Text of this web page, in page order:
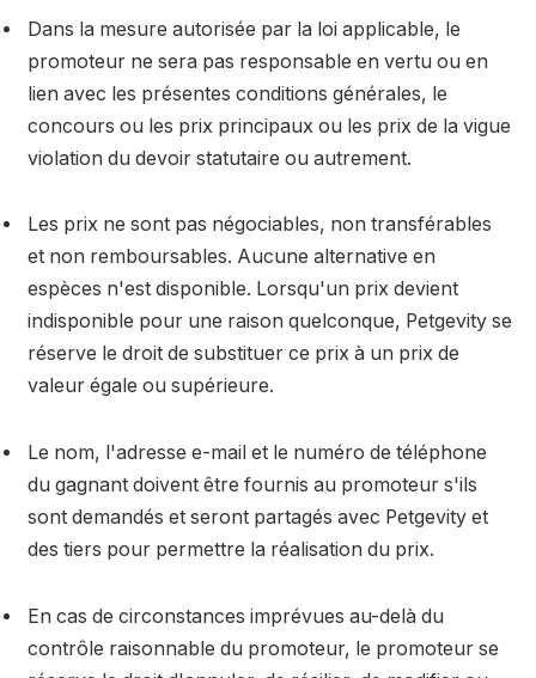
Dans la mesure autorisée par la loi applicable, le
promoteur ne sera pas responsable en vertu ou en
lien avec les présentes conditions générales, le
concours ou les prix principaux ou les prix de la vigue
violation du devoir statutaire ou autrement.
Les prix ne sont pas négociables, non transférables
et non remboursables. Aucune alternative en
espèces n'est disponible. Lorsqu'un prix devient
indisponible pour une raison quelconque, Petgevity se
réserve le droit de substituer ce prix à un prix de
valeur égale ou supérieure.
Le nom, l'adresse e-mail et le numéro de téléphone
du gagnant doivent être fournis au promoteur s'ils
sont demandés et seront partagés avec Petgevity et
des tiers pour permettre la réalisation du prix.
En cas de circonstances imprévues au-delà du
contrôle raisonnable du promoteur, le promoteur se